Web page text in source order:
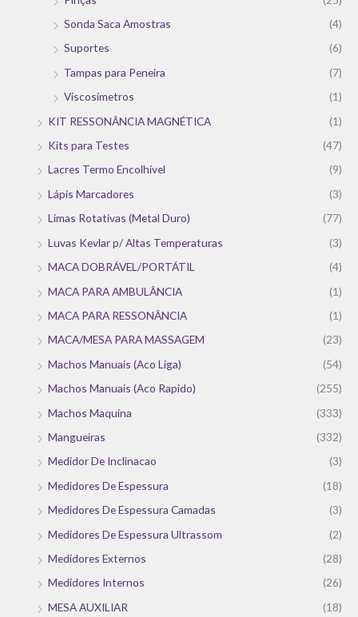
Sonda Saca Amostras
(4)
Suportes
(6)
Tampas para Peneira
(7)
Viscosímetros
(1)
KIT RESSONÂNCIA MAGNÉTICA
(1)
Kits para Testes
(47)
Lacres Termo Encolhível
(9)
Lápis Marcadores
(3)
Limas Rotativas (Metal Duro)
(77)
Luvas Kevlar p/ Altas Temperaturas
(3)
MACA DOBRÁVEL/PORTÁTIL
(4)
MACA PARA AMBULÂNCIA
(1)
MACA PARA RESSONÂNCIA
(1)
MACA/MESA PARA MASSAGEM
(23)
Machos Manuais (Aco Liga)
(54)
Machos Manuais (Aco Rapido)
(255)
Machos Maquina
(333)
Mangueiras
(332)
Medidor De Inclinacao
(3)
Medidores De Espessura
(18)
Medidores De Espessura Camadas
(3)
Medidores De Espessura Ultrassom
(2)
Medidores Externos
(28)
Medidores Internos
(26)
MESA AUXILIAR
(18)